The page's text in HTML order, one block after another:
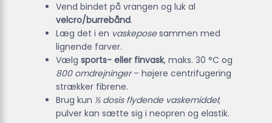
Vend bindet på vrangen og luk al
velcro/burrebånd.
Læg det i en vaskeposesammen med
lignende farver.
Vælg sports- eller finvask, maks. 30 °C og
800 omdrejninger– højere centrifugering
strækker fibrene.
Brug kun ½ dosis flydende vaskemiddel;
pulver kan sætte sig i neopren og elastik.